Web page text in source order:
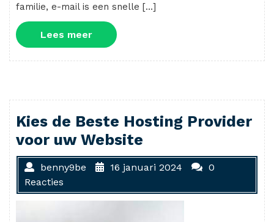
familie, e-mail is een snelle […]
Lees meerLees
meer
Kies de Beste Hosting Provider
voor uw Website
benny9be 16 januari 2024
0
Reacties